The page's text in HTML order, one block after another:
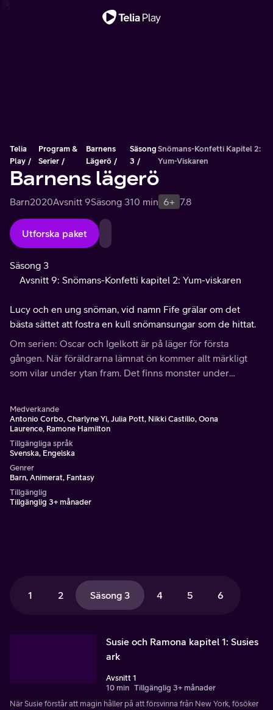
Telia
Play
Program &
Serier
Barnens
Lägerö
Säsong
3
Snömans-Konfetti Kapitel 2:
Yum-Viskaren
Barnens lägerö
Barn2020Avsnitt 9Säsong 310 min 6+ 7.8
Utforska paket
Säsong 3
Avsnitt 9: Snömans-Konfetti kapitel 2: Yum-viskaren
Lucy och en ung snöman, vid namn Fife grälar om det
bästa sättet att fostra en kull snömansungar som de hittat.
Om serien: Oscar och Igelkott är på läger för första
gången. När föräldrarna lämnat ön kommer allt märkligt
som vilar under ytan fram. Det finns monster under
Medverkande
Antonio Corbo, Charlyne Yi, Julia Pott, Nikki Castillo, Oona
Laurence, Ramone Hamilton
Tillgängliga språk
Svenska, Engelska
Genrer
Barn, Animerat, Fantasy
Tillgänglig
Tillgänglig 3+ månader
1 2 Säsong 3 4 5 6
Susie och Ramona kapitel 1: Susies
ark
Avsnitt 1
10 min Tillgänglig 3+ månader
När Susie förstår att magin håller på att försvinna från New York, fösöker